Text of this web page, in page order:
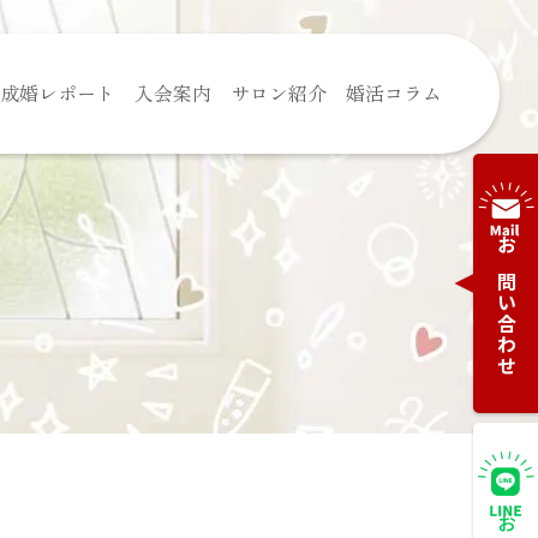
婚レポート 入会案内 サロン紹介 婚活コラム
お問い合わせ